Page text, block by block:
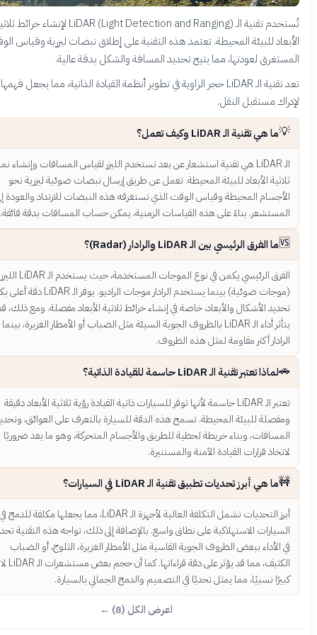
تُستخدم تقنية الـ LiDAR (Light Detection and Ranging) لإنشاء خرائط ثلاثية
للبيئة المحيطة. تعتمد هذه التقنية على إطلاق نبضات ليزرية وقياس الوقت
لعودتها، مما يتيح تحديد المسافة والشكل بدقة عالية.
تعد تقنية الـ LiDAR حجر الزاوية في تطوير أنظمة القيادة الذاتية، مما يجعل فهمها ضروريًا
مستقبل النقل.
ما هي تقنية الـ LiDAR وكيف تعمل؟
الـ LiDAR هي تقنية استشعار عن بعد تستخدم الليزر لقياس المسافات وإنشاء نماذج
الأبعاد للبيئة المحيطة. تعمل عن طريق إرسال نبضات ضوئية ليزرية نحو
المحيطة وقياس الوقت الذي تستغرقه هذه النبضات للارتداد والعودة إلى
بناءً على هذه القياسات الزمنية، يمكن حساب المسافات بدقة فائقة.
ما الفرق الرئيسي بين الـ LiDAR والرادار (Radar)؟
الفرق الرئيسي يكمن في نوع الموجات المستخدمة، حيث يستخدم الـ LiDAR الليزر
(موجات ضوئية) بينما يستخدم الرادار موجات الراديو. يوفر الـ LiDAR دقة أعلى بكثير في
الأشكال والأبعاد، خاصة في إنشاء خرائط ثلاثية الأبعاد مفصلة. ومع ذلك، قد
يتأثر أداء الـ LiDAR بالظروف الجوية السيئة مثل الضباب أو الأمطار الغزيرة، بينما يكون
أكثر مقاومة لمثل هذه الظروف.
لماذا تعتبر تقنية الـ LiDAR حاسمة للقيادة الذاتية؟
تعتبر الـ LiDAR حاسمة لأنها توفر للسيارات ذاتية القيادة رؤية ثلاثية الأبعاد دقيقة
للبيئة المحيطة. تسمح هذه الدقة للسيارة بالتعرف على العوائق، وتحديد
وبناء خريطة لحظية للطريق والأجسام المتحركة، وهو ما يعد ضروريًا
قرارات القيادة الآمنة والمستنيرة.
ما هي أبرز تحديات تطبيق تقنية الـ LiDAR في السيارات؟
أبرز التحديات تشمل التكلفة العالية لأجهزة الـ LiDAR، مما يجعلها مكلفة للدمج في
الاستهلاكية على نطاق واسع. بالإضافة إلى ذلك، تواجه هذه التقنية تحديات
ببعض الظروف الجوية القاسية مثل الأمطار الغزيرة، الثلوج، أو الضباب
الكثيف، مما قد يؤثر على دقة قراءاتها. كما أن حجم بعض مستشعرات الـ LiDAR لا يزال
نسبيًا، مما يمثل تحديًا في التصميم والدمج الجمالي بالسيارة.
اعرض الكل (8) ←